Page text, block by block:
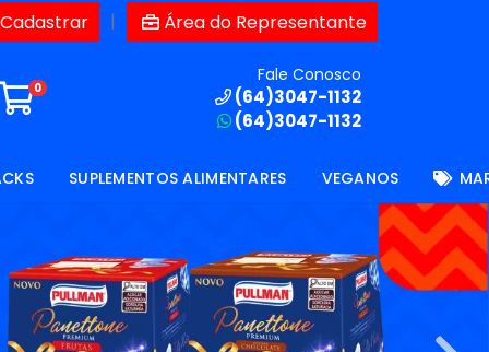
| Área do Representante
0
Fale Conosco
(64)3047-1132
(64)3047-1132
SUPLEMENTOS ALIMENTARES VEGANOS